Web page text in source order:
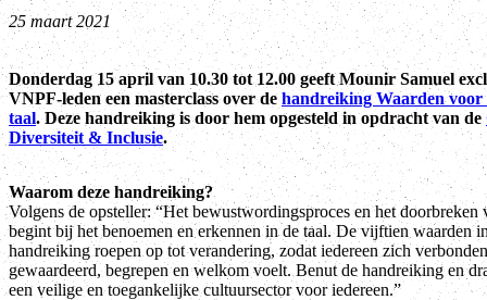
25 maart 2021
Donderdag 15 april van 10.30 tot 12.00 geeft Mounir Samuel
VNPF-leden een masterclass over de handreiking Waarden voor
taal. Deze handreiking is door hem opgesteld in opdracht van de
Diversiteit & Inclusie.
Waarom deze handreiking?
Volgens de opsteller: “Het bewustwordingsproces en het doorbreken
begint bij het benoemen en erkennen in de taal. De vijftien waarden
handreiking roepen op tot verandering, zodat iedereen zich
gewaardeerd, begrepen en welkom voelt. Benut de handreiking en
een veilige en toegankelijke cultuursector voor iedereen.”